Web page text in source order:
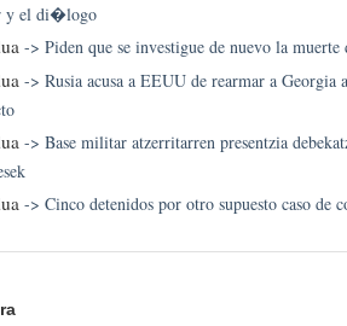
y el di�logo
-> Piden que se investigue de nuevo la
-> Rusia acusa a EEUU de rearmar a Georgia
-> Base militar atzerritarren presentzia
-> Cinco detenidos por otro supuesto caso